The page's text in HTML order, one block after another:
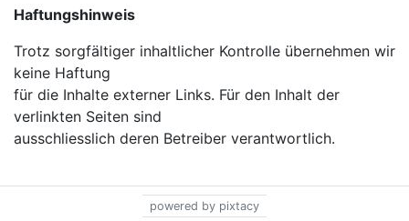
Haftungshinweis
Trotz sorgfältiger inhaltlicher Kontrolle übernehmen wir
keine Haftung
für die Inhalte externer Links. Für den Inhalt der
verlinkten Seiten sind
ausschliesslich deren Betreiber verantwortlich.
powered by pixtacy